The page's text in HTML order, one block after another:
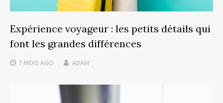
Expérience voyageur : les petits détails qui
font les grandes différences
7 MOIS AGO ADAM